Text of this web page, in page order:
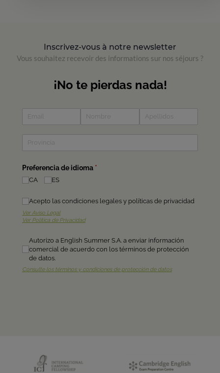
Inscrivez-vous à notre newsletter
Vous souhaitez recevoir des informations sur nos séjours ?